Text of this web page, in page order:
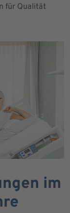
für Qualität
im